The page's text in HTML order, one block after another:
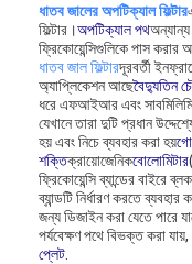
ধাতব জালের অপটিক্যাল ফিল্টার
ফিল্টার।অপটিক্যাল পথ
ফ্রিকোয়েন্সিগুলিকে পাস করার
ধাতব জাল ফিল্টারদূরবর্তী
অ্যাপ্লিকেশন আছেবৈদ্যুতিন
ধরে এফআইআর এবং
যেখানে তারা দুটি প্রধান
হয় এবং নিচে ব্যবহার করা হয়
শক্তিক্রায়োজেনিকবোলোমিটার
ফ্রিকোয়েন্সি ব্যান্ডের বাইরে
ব্যান্ডটি নির্ধারণ করতে
জন্য ডিজাইন করা যেতে পারে
পর্যবেক্ষণ পথে বিভক্ত করা
প্লেট